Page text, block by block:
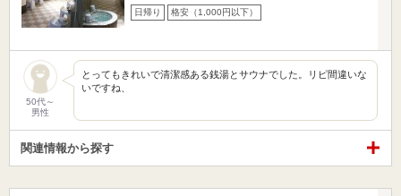
日帰り 格安（1,000円以下）
50代～
男性
とってもきれいで清潔感ある銭湯とサウナでした。リピ間違いな
いですね、
関連情報から探す